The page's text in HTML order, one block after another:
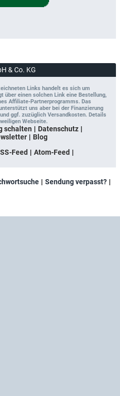
& Co. KG
Links handelt es sich um
einen solchen Link eine Bestellung,
Affiliate-Partnerprogramms. Das
uns aber bei der Finanzierung
ggf. zuzüglich Versandkosten. Details
Webseite.
schalten
Datenschutz
Blog
Feed
Atom-Feed
Sendung verpasst?